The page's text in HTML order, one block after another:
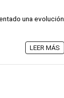
una evolución
LEER MÁS